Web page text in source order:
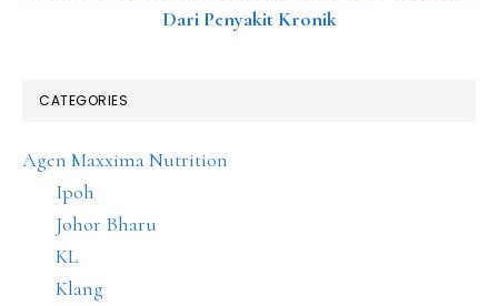
Dari Penyakit Kronik
CATEGORIES
Agen Maxxima Nutrition
Ipoh
Johor Bharu
KL
Klang